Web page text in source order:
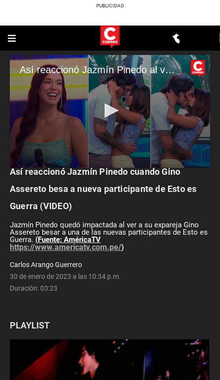
Así reaccionó Jazmín Pinedo al ver beso escena de beso de Gino Assereto en ‘EEG’
0
of
3
minutes,
23
ESPECTÁCULOS
Así reaccionó Jazmín Pinedo cuando Gino
Assereto besa a nueva participante de Esto es
Guerra (VIDEO)
Jazmín Pinedo quedó impactada al ver a su expareja Gino
Assereto besar a una de las nuevas participantes de Esto es
Guerra. (Fuente: AméricaTV
https://www.americatv.com.pe/)
Carlos Arango Guerrero
30 de enero de 2023 a las 10:34 p.m.
Duración:03:23
PLAYLIST